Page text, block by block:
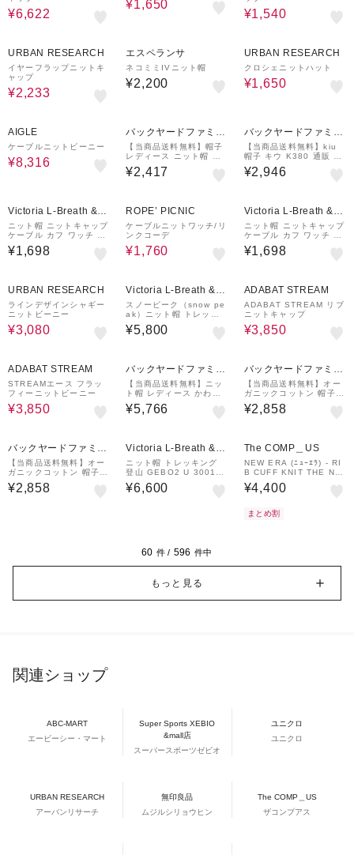
¥6,622
¥1,650
¥1,540
URBAN RESEARCH
イヤーフラップニットキ
ャップ
¥2,233
エスペランサ
ネコミミIVニット帽
¥2,200
URBAN RESEARCH
クロシェニットハット
¥1,650
AIGLE
ケーブルニットビーニー
¥8,316
バックヤードファミリ
ー【当商品送料無料】帽子
レディース ニット帽 通
販 ニット帽子 室内帽子
ニット ぼうし 秋冬 あた
¥2,417
バックヤードファミリ
ー
【当商品送料無料】kiu
帽子 キウ K380 通販 2
WAY ニットキャップ ニ
ット帽 ワッチキャップ
¥2,946
Victoria L-Breath &m
all店
ニット帽 ニットキャップ
ケーブル カフ ワッチ R
E24FST5700020 BEG
ベージュ ユニセックス
¥1,698
ROPE’ PICNIC
ケーブルニットワッチ/リ
ンクコーデ
¥1,760
Victoria L-Breath &m
all店
ニット帽 ニットキャップ
ケーブル カフ ワッチ R
E24FST5700020 CGR
Y チャコールグレー ユニ
¥1,698
URBAN RESEARCH
ラインデザインシャギー
ニットビーニー
¥3,080
Victoria L-Breath &m
all店
スノーピーク（snow pe
ak）ニット帽 トレッキ
ング 登山 Washable ウ
ール ニットキャップ AC
¥5,800
ADABAT STREAM
ADABAT STREAM リブ
ニットキャップ
¥3,850
ADABAT STREAM
STREAMエース フラッ
フィーニットビーニー
¥3,850
バックヤードファミリ
ー【当商品送料無料】ニッ
ト帽 レディース かわい
い 通販 ニットキャップ
ワッチキャップ コットン
¥5,766
バックヤードファミリ
ー
【当商品送料無料】オー
ガニックコットン 帽子
通販 ニットキャップ ニ
ット帽 ビーニー ワッチ
¥2,858
バックヤードファミリ
ー
【当商品送料無料】オー
ガニックコットン 帽子
通販 ニットキャップ ニ
ット帽 ビーニー ワッチ
¥2,858
Victoria L-Breath &m
all店
ニット帽 トレッキング
登山 GEBO2 U 30011-
FRA
¥6,600
The COMP＿US
NEW ERA (ﾆｭｰｴﾗ) - RI
B CUFF KNIT THE NE
WYORK (ﾘﾌﾞ ｶﾌ ﾆｯﾄ
ｻﾞ･ﾆｭｰﾖｰｸ)
¥4,400
まとめ割
60 件 / 596 件中
もっと見る
関連ショップ
ABC-MART
エービーシー・マート
Super Sports XEBIO
&mall店
スーパースポーツゼビオ
ユニクロ
ユニクロ
URBAN RESEARCH
アーバンリサーチ
無印良品
ムジルシリョウヒン
The COMP＿US
ザコンプアス